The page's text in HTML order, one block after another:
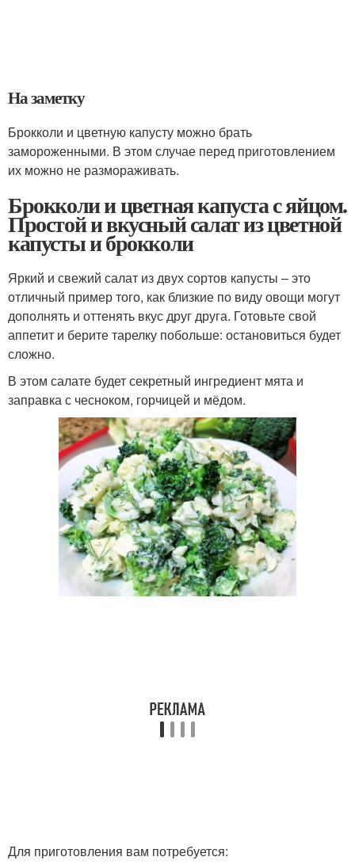
На заметку
Брокколи и цветную капусту можно брать
замороженными. В этом случае перед приготовлением
их можно не размораживать.
Брокколи и цветная капуста с яйцом.
Простой и вкусный салат из цветной
капусты и брокколи
Яркий и свежий салат из двух сортов капусты – это
отличный пример того, как близкие по виду овощи могут
дополнять и оттенять вкус друг друга. Готовьте свой
аппетит и берите тарелку побольше: остановиться будет
сложно.
В этом салате будет секретный ингредиент мята и
заправка с чесноком, горчицей и мёдом.
Для приготовления вам потребуется: